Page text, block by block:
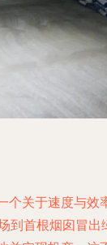
个关于速度与
到首根烟囱冒出